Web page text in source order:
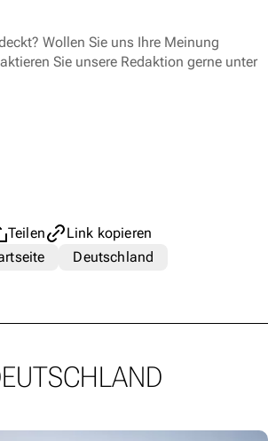
Wollen Sie uns Ihre Meinung
Sie unsere Redaktion gerne unter
Teilen
Link kopieren
Deutschland